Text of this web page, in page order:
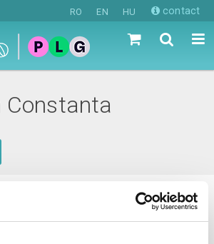
RO EN HU contact
in viitorul apropiat